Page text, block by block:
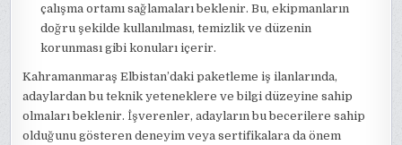
çalışma ortamı sağlamaları beklenir. Bu, ekipmanların
doğru şekilde kullanılması, temizlik ve düzenin
korunması gibi konuları içerir.
Kahramanmaraş Elbistan’daki paketleme iş ilanlarında,
adaylardan bu teknik yeteneklere ve bilgi düzeyine sahip
olmaları beklenir. İşverenler, adayların bu becerilere sahip
olduğunu gösteren deneyim veya sertifikalara da önem